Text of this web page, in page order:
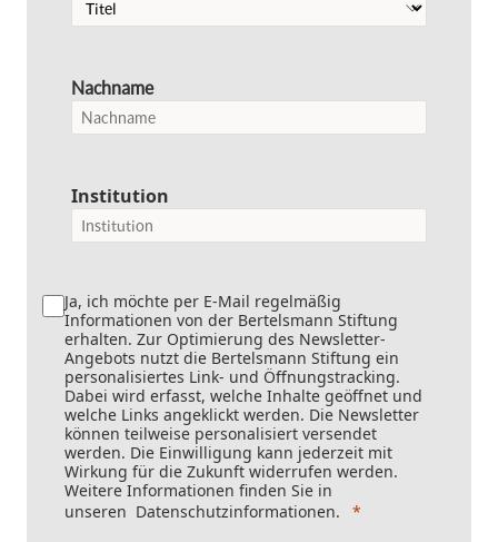
Nachname
Institution
Ja, ich möchte per E-Mail regelmäßig
Informationen von der Bertelsmann Stiftung
erhalten. Zur Optimierung des Newsletter-
Angebots nutzt die Bertelsmann Stiftung ein
personalisiertes Link- und Öffnungstracking.
Dabei wird erfasst, welche Inhalte geöffnet und
welche Links angeklickt werden. Die Newsletter
können teilweise personalisiert versendet
werden. Die Einwilligung kann jederzeit mit
Wirkung für die Zukunft widerrufen werden.
Weitere Informationen finden Sie in
unseren Datenschutzinformationen.